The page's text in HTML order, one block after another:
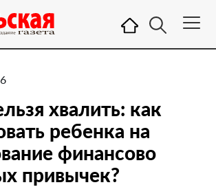
хвалить: как
ребенка на
финансово
привычек?